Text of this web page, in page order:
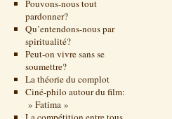
Pouvons-nous tout
pardonner?
Qu’entendons-nous par
spiritualité?
Peut-on vivre sans se
soumettre?
La théorie du complot
Ciné-philo autour du film:
» Fatima »